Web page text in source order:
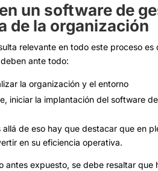
un software de
de la organización
relevante en todo este proceso
ante todo:
la organización y el entorno
iniciar la implantación del software
allá de eso hay que destacar que en
en su eficiencia operativa.
antes expuesto, se debe resaltar